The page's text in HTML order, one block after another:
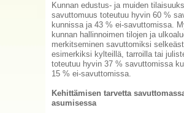
Kunnan edustus- ja muiden
savuttomuus toteutuu hyvin 60 %
kunnissa ja 43 % ei-savuttomissa.
kunnan hallinnoimen tilojen ja
merkitseminen savuttomiksi
esimerkiksi kylteillä, tarroilla tai
toteutuu hyvin 37 % savuttomissa
15 % ei-savuttomissa.
Kehittämisen tarvetta
asumisessa